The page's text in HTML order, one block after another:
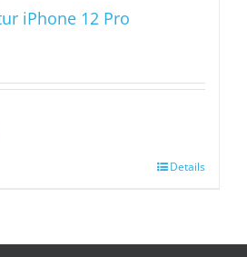
iPhone 12 Pro
Details